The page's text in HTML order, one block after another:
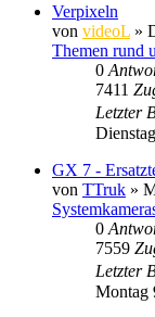
Verpixeln
von videoL »
Themen rund
0
7411
Letzter
GX 7 -
von TTruk »
0
7559
Letzter
Montag